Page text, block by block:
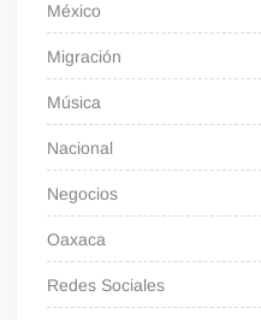
México
Migración
Música
Nacional
Negocios
Oaxaca
Redes Sociales